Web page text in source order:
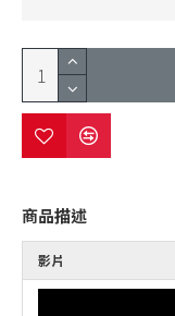
商品描述
影片